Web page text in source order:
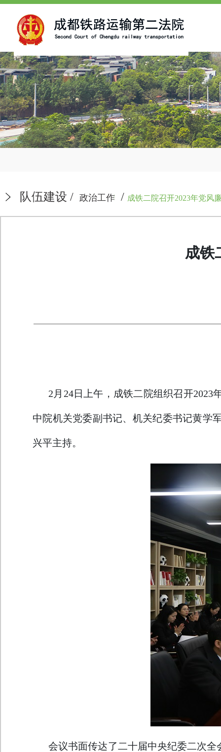
队伍建设 / 政治工作 / 成铁二院召开2023年党风
成铁
2月24日上午，成铁二院组织召开
中院机关党委副书记、机关纪委书记黄学
兴平主持。
会议书面传达了二十届中央纪委二次